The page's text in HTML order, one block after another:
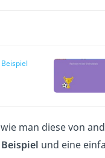
man diese von
und eine